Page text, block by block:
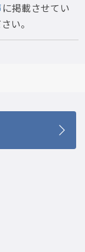
に掲載させてい
い。